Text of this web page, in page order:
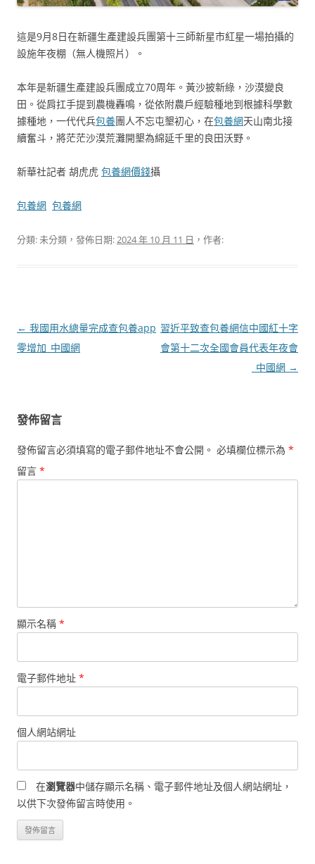
這是9月8日在新疆生產建設兵團第十三師新星市紅星一場拍攝的
設施年夜棚（無人機照片）。
本年是新疆生產建設兵團成立70周年。黃沙披新綠，沙漠變良
田。從肩扛手提到農機轟鳴，從依附農戶經驗種地到根據科學數
據種地，一代代兵包養團人不忘屯墾初心，在包養網天山南北接
續奮斗，將茫茫沙漠荒灘開墾為綿延千里的良田沃野。
新華社記者 胡虎虎 包養網價錢攝
包養網 包養網
分類: 未分類，發佈日期:2024 年 10 月 11 日 ，作者:
文
章
← 我國用水總量完成查包養app
零增加_中國網
習近平致查包養網信中國紅十字
會第十二次全國會員代表年夜會
_中國網 →
發佈留言
發佈留言必須填寫的電子郵件地址不會公開。 必填欄位標示為 *
留言 *
顯示名稱 *
電子郵件地址 *
個人網站網址
在瀏覽器中儲存顯示名稱、電子郵件地址及個人網站網址，
以供下次發佈留言時使用。